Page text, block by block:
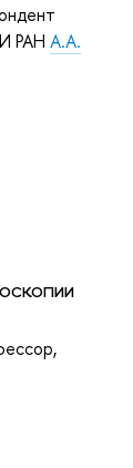
РАН А.А.